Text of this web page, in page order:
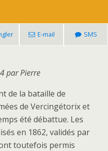
E-mail SMS
par Pierre
de la bataille de
de Vercingétorix et
été débattue. Les
en 1862, validés par
toutefois permis